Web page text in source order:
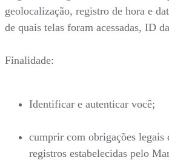
geolocalização, registro de hora e
de quais telas foram acessadas, ID
Finalidade:
Identificar e autenticar você;
cumprir com obrigações legais
registros estabelecidas pelo